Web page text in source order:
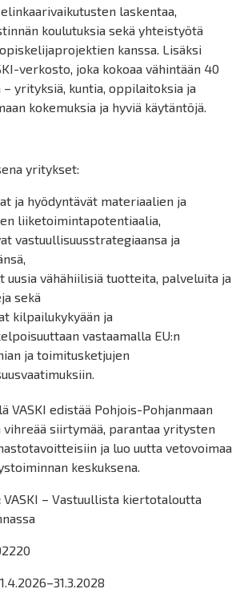
laskentaa,
koulutuksia sekä yhteistyötä
kanssa. Lisäksi
verkosto, joka kokoaa vähintään 40
yrityksiä, kuntia, oppilaitoksia ja
kokemuksia ja hyviä käytäntöjä.
yritykset:
ja hyödyntävät materiaalien ja
liiketoimintapotentiaalia,
vastuullisuusstrategiaansa ja
uusia vähähiilisiä tuotteita, palveluita ja
sekä
kilpailukykyään ja
vastaamalla EU:n
ja toimitusketjujen
VASKI edistää Pohjois-Pohjanmaan
siirtymää, parantaa yritysten
ja luo uutta vetovoimaa
keskuksena.
VASKI – Vastuullista kiertotaloutta
1.4.2026–31.3.2028